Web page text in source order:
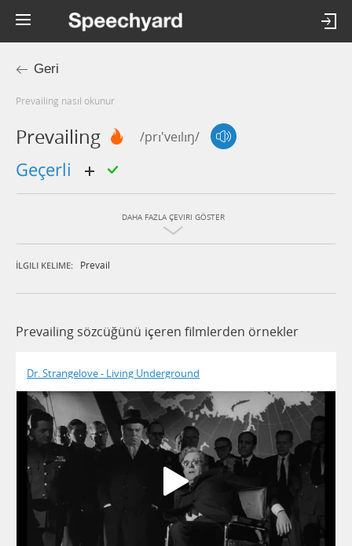
Geri
prevailing nasıl okunur
Prevailing /prɪ'veɪlɪŋ/
geçerli
DAHA FAZLA ÇEVIRI GÖSTER
İLGILI KELIME: Prevail
Prevailing sözcüğünü içeren filmlerden örnekler
Dr. Strangelove - Living Underground